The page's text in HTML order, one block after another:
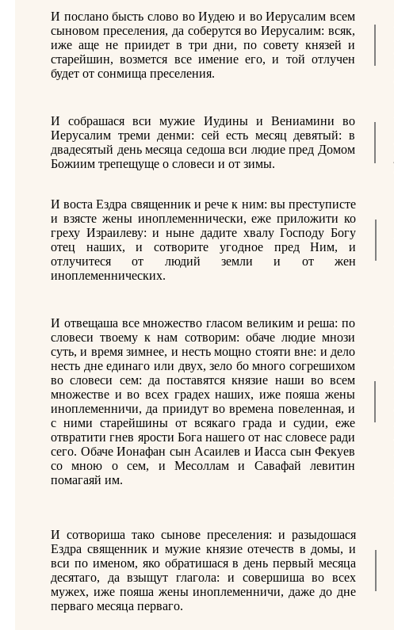
И послано бысть слово во Иудею и во Иерусалим всем
сыновом преселения, да соберутся во Иерусалим: всяк,
иже аще не приидет в три дни, по совету князей и
старейшин, возмется все имение его, и той отлучен
будет от сонмища преселения.
И собрашася вси мужие Иудины и Вениамини во
Иерусалим треми денми: сей есть месяц девятый: в
двадесятый день месяца седоша вси людие пред Домом
Божиим трепещуще о словеси и от зимы.
И воста Ездра священник и рече к ним: вы преступисте
и взясте жены иноплеменнически, еже приложити ко
греху Израилеву: и ныне дадите хвалу Господу Богу
отец наших, и сотворите угодное пред Ним, и
отлучитеся от людий земли и от жен
иноплеменнических.
И отвещаша все множество гласом великим и реша: по
словеси твоему к нам сотворим: обаче людие мнози
суть, и время зимнее, и несть мощно стояти вне: и дело
несть дне единаго или двух, зело бо много согрешихом
во словеси сем: да поставятся князие наши во всем
множестве и во всех градех наших, иже пояша жены
иноплеменничи, да приидут во времена повеленная, и
с ними старейшины от всякаго града и судии, еже
отвратити гнев ярости Бога нашего от нас словесе ради
сего. Обаче Ионафан сын Асаилев и Иасса сын Фекуев
со мною о сем, и Месоллам и Савафай левитин
помагаяй им.
И сотвориша тако сынове преселения: и разыдошася
Ездра священник и мужие князие отечеств в домы, и
вси по именом, яко обратишася в день первый месяца
десятаго, да взыщут глагола: и совершиша во всех
мужех, иже пояша жены иноплеменничи, даже до дне
перваго месяца перваго.